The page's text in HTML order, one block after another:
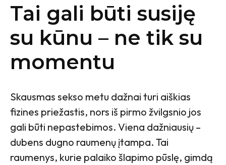
Tai gali būti susiję
su kūnu – ne tik su
momentu
Skausmas sekso metu dažnai turi aiškias
fizines priežastis, nors iš pirmo žvilgsnio jos
gali būti nepastebimos. Viena dažniausių –
dubens dugno raumenų įtampa. Tai
raumenys, kurie palaiko šlapimo pūslę, gimdą